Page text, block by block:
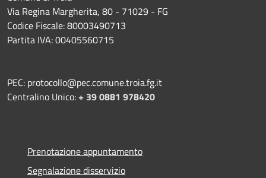
Via Regina Margherita, 80 - 71029 - FG
Codice Fiscale: 80003490713
Partita IVA: 00405560715
PEC: protocollo@pec.comune.troia.fg.it
Centralino Unico:+ 39 0881 978420
Prenotazione appuntamento
Segnalazione disservizio